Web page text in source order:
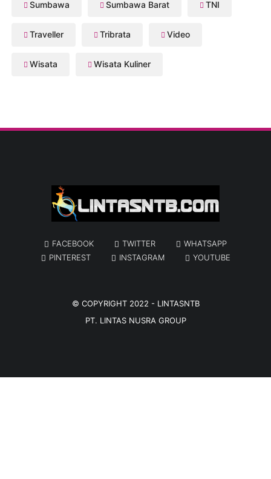
Sumbawa Sumbawa Barat TNI
Traveller Tribrata Video
Wisata Wisata Kuliner
FACEBOOK TWITTER
WHATSAPP
PINTEREST
INSTAGRAM YOUTUBE
© COPYRIGHT 2022 - LINTASNTB
PT. LINTAS NUSRA GROUP